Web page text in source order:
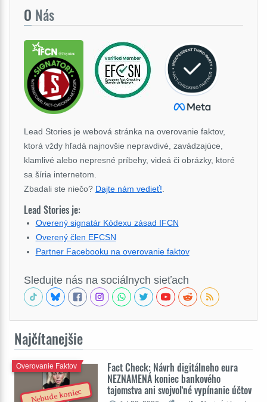
O Nás
Lead Stories je webová stránka na overovanie faktov,
ktorá vždy hľadá najnovšie nepravdivé, zavádzajúce,
klamlivé alebo nepresné príbehy, videá či obrázky, ktoré
sa šíria internetom.
Zbadali ste niečo? Dajte nám vedieť!.
Lead Stories je:
Overený signatár Kódexu zásad IFCN
Overený člen EFCSN
Partner Facebooku na overovanie faktov
Sledujte nás na sociálnych sieťach
Najčítanejšie
Nebude koniec
Fact Check: Návrh digitálneho eura
NEZNAMENÁ koniec bankového
tajomstva ani svojvoľné vypínanie účtov
Overovanie Faktov